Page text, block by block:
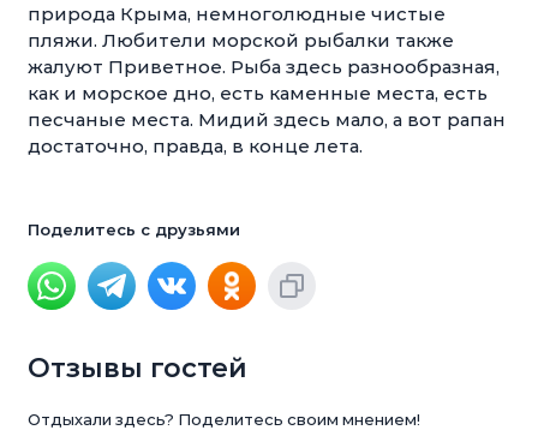
природа Крыма, немноголюдные чистые
пляжи. Любители морской рыбалки также
жалуют Приветное. Рыба здесь разнообразная,
как и морское дно, есть каменные места, есть
песчаные места. Мидий здесь мало, а вот рапан
достаточно, правда, в конце лета.
Поделитесь с друзьями
Отзывы гостей
Отдыхали здесь? Поделитесь своим мнением!